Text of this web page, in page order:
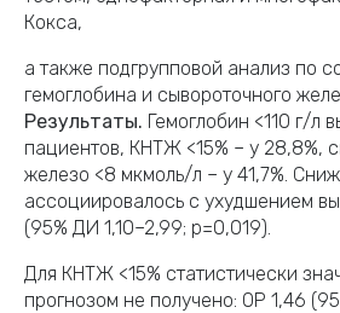
Кокса,
а также подгрупповой анализ по
гемоглобина и сывороточного
Результаты. Гемоглобин <110 г/л
пациентов, КНТЖ <15% – у 28,8%,
железо <8 мкмоль/л – у 41,7%.
ассоциировалось с ухудшением
(95% ДИ 1,10–2,99; p=0,019).
Для КНТЖ <15% статистически
прогнозом не получено: ОР 1,46